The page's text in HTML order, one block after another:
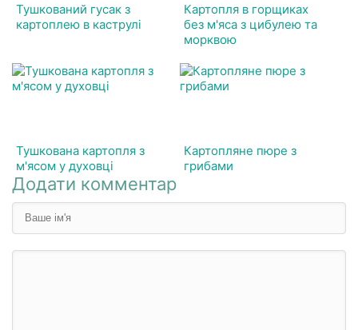
Тушкований гусак з
картоплею в каструлі
Картопля в горщиках
без м'яса з цибулею та
морквою
Тушкована картопля з
м'ясом у духовці
Картопляне пюре з
грибами
Додати комментар